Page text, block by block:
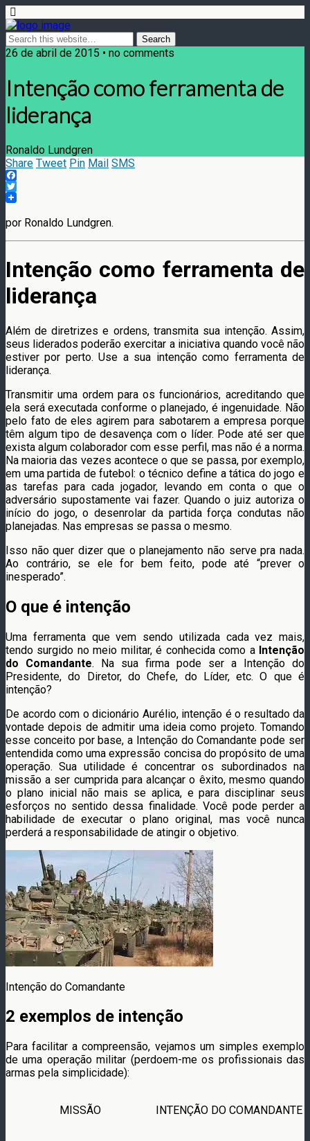
26 de abril de 2015 • no comments
Intenção como ferramenta de
liderança
Ronaldo Lundgren
Share Tweet Pin Mail SMS
Facebook
Twitter
por Ronaldo Lundgren.
Intenção como ferramenta de
liderança
Além de diretrizes e ordens, transmita sua intenção. Assim,
seus liderados poderão exercitar a iniciativa quando você não
estiver por perto. Use a sua intenção como ferramenta de
liderança.
Transmitir uma ordem para os funcionários, acreditando que
ela será executada conforme o planejado, é ingenuidade. Não
pelo fato de eles agirem para sabotarem a empresa porque
têm algum tipo de desavença com o líder. Pode até ser que
exista algum colaborador com esse perfil, mas não é a norma.
Na maioria das vezes acontece o que se passa, por exemplo,
em uma partida de futebol: o técnico define a tática do jogo e
as tarefas para cada jogador, levando em conta o que o
adversário supostamente vai fazer. Quando o juiz autoriza o
início do jogo, o desenrolar da partida força condutas não
planejadas. Nas empresas se passa o mesmo.
Isso não quer dizer que o planejamento não serve pra nada.
Ao contrário, se ele for bem feito, pode até “prever o
inesperado”.
O que é intenção
Uma ferramenta que vem sendo utilizada cada vez mais,
tendo surgido no meio militar, é conhecida como a Intenção
do Comandante. Na sua firma pode ser a Intenção do
Presidente, do Diretor, do Chefe, do Líder, etc. O que é
intenção?
De acordo com o dicionário Aurélio, intenção é o resultado da
vontade depois de admitir uma ideia como projeto. Tomando
esse conceito por base, a Intenção do Comandante pode ser
entendida como uma expressão concisa do propósito de uma
operação. Sua utilidade é concentrar os subordinados na
missão a ser cumprida para alcançar o êxito, mesmo quando
o plano inicial não mais se aplica, e para disciplinar seus
esforços no sentido dessa finalidade. Você pode perder a
habilidade de executar o plano original, mas você nunca
perderá a responsabilidade de atingir o objetivo.
Intenção do Comandante
2 exemplos de intenção
Para facilitar a compreensão, vejamos um simples exemplo
de uma operação militar (perdoem-me os profissionais das
armas pela simplicidade):
MISSÃO INTENÇÃO DO COMANDANTE